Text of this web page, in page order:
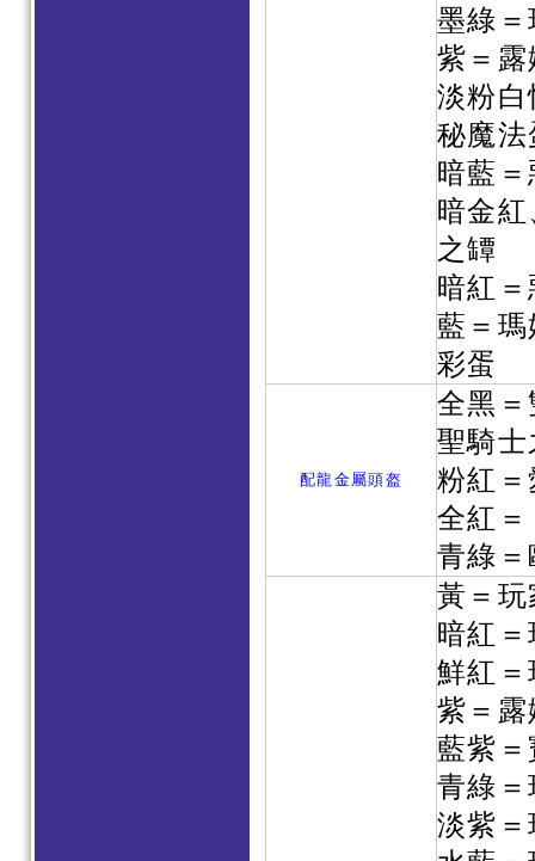
墨綠
紫＝
淡粉
秘魔法
暗藍
暗金
之罈
暗紅
藍＝
彩蛋
配龍金屬頭盔
全黑
聖騎
粉紅
全紅
青綠
黃＝
暗紅
鮮紅
紫＝
藍紫
青綠
淡紫